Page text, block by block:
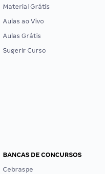
Material Grátis
Aulas ao Vivo
Aulas Grátis
Sugerir Curso
BANCAS DE CONCURSOS
Cebraspe